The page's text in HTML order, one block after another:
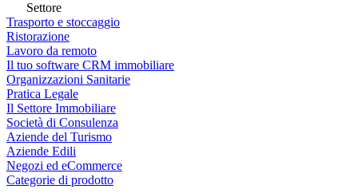
Settore
Trasporto e stoccaggio
Ristorazione
Lavoro da remoto
Il tuo software CRM immobiliare
Organizzazioni Sanitarie
Pratica Legale
Il Settore Immobiliare
Società di Consulenza
Aziende del Turismo
Aziende Edili
Negozi ed eCommerce
Categorie di prodotto